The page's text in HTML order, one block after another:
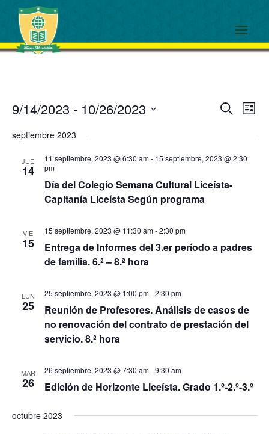
Events
and
Views
Search
List
9/14/2023 - 10/26/2023
date.
septiembre 2023
JUE
14
11 septiembre, 2023 @ 6:30 am- 15 septiembre, 2023 @ 2:30
pm
Día del Colegio Semana Cultural Liceísta-
Capitanía Liceísta Según programa
VIE
15
15 septiembre, 2023 @ 11:30 am-2:30 pm
Entrega de Informes del 3.er período a padres
de familia. 6.ª – 8.ª hora
LUN
25
25 septiembre, 2023 @ 1:00 pm-2:30 pm
Reunión de Profesores. Análisis de casos de
no renovación del contrato de prestación del
servicio. 8.ª hora
MAR
26
26 septiembre, 2023 @ 7:30 am-9:30 am
Edición de Horizonte Liceísta. Grado 1.º-2.º-3.º
octubre 2023